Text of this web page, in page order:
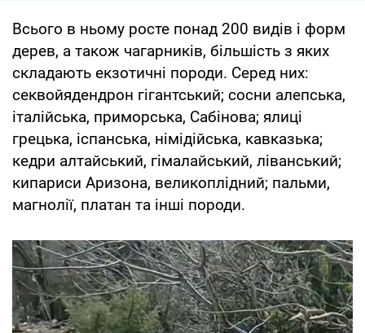
Всього в ньому росте понад 200 видів і форм
дерев, а також чагарників, більшість з яких
складають екзотичні породи. Серед них:
секвойядендрон гігантський; сосни алепська,
італійська, приморська, Сабінова; ялиці
грецька, іспанська, німідійська, кавказька;
кедри алтайський, гімалайський, ліванський;
кипариси Аризона, великоплідний; пальми,
магнолії, платан та інші породи.